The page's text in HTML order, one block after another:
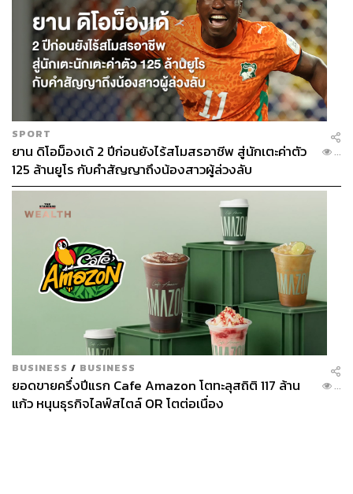
SPORT
ยาน ดิโอม็องเด้ 2 ปีก่อนยังไร้สโมสรอาชีพ สู่นักเตะค่าตัว
125 ล้านยูโร กับคำสัญญาถึงน้องสาวผู้ล่วงลับ
...
BUSINESS / BUSINESS
ยอดขายครึ่งปีแรก Cafe Amazon โตทะลุสถิติ 117 ล้าน
แก้ว หนุนธุรกิจไลฟ์สไตล์ OR โตต่อเนื่อง
...